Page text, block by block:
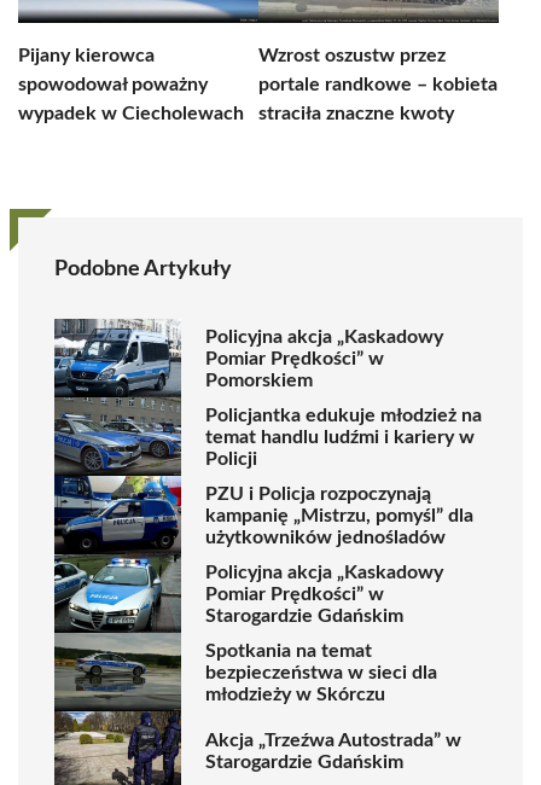
Pijany kierowca
spowodował poważny
wypadek w Ciecholewach
Wzrost oszustw przez
portale randkowe – kobieta
straciła znaczne kwoty
Podobne Artykuły
Policyjna akcja „Kaskadowy
Pomiar Prędkości” w
Pomorskiem
Policjantka edukuje młodzież na
temat handlu ludźmi i kariery w
Policji
PZU i Policja rozpoczynają
kampanię „Mistrzu, pomyśl” dla
użytkowników jednośladów
Policyjna akcja „Kaskadowy
Pomiar Prędkości” w
Starogardzie Gdańskim
Spotkania na temat
bezpieczeństwa w sieci dla
młodzieży w Skórczu
Akcja „Trzeźwa Autostrada” w
Starogardzie Gdańskim